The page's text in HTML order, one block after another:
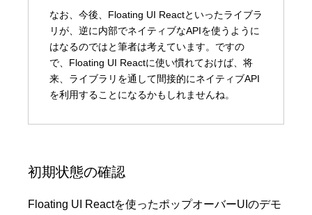
なお、今後、Floating UI Reactといったライブラ
リが、逆に内部でネイティブなAPIを使うように
はなるのではと筆者は考えています。ですの
で、Floating UI Reactに使い慣れておけば、将
来、ライブラリを通して間接的にネイティブAPI
を利用することになるかもしれませんね。
初期状態の確認
Floating UI Reactを使ったポップオーバーUIのデモ